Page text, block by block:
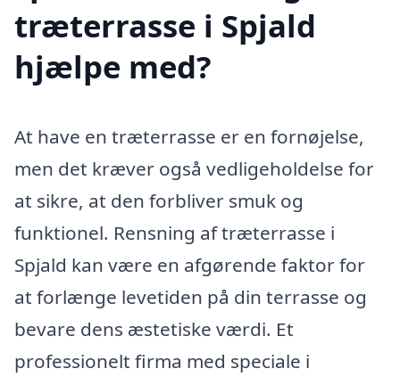
træterrasse i Spjald
hjælpe med?
At have en træterrasse er en fornøjelse,
men det kræver også vedligeholdelse for
at sikre, at den forbliver smuk og
funktionel. Rensning af træterrasse i
Spjald kan være en afgørende faktor for
at forlænge levetiden på din terrasse og
bevare dens æstetiske værdi. Et
professionelt firma med speciale i